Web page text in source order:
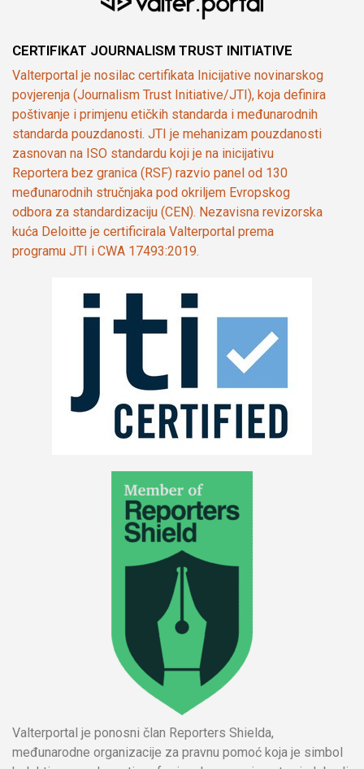
CERTIFIKAT JOURNALISM TRUST INITIATIVE
Valterportal je nosilac certifikata Inicijative novinarskog
povjerenja (Journalism Trust Initiative/JTI), koja definira
poštivanje i primjenu etičkih standarda i međunarodnih
standarda pouzdanosti. JTI je mehanizam pouzdanosti
zasnovan na ISO standardu koji je na inicijativu
Reportera bez granica (RSF) razvio panel od 130
međunarodnih stručnjaka pod okriljem Evropskog
odbora za standardizaciju (CEN). Nezavisna revizorska
kuća Deloitte je certificirala Valterportal prema
programu JTI i CWA 17493:2019.
Valterportal je ponosni član Reporters Shielda,
međunarodne organizacije za pravnu pomoć koja je simbol